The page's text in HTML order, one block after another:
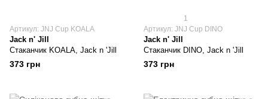
Артикул: JNJ Cup KOALA
Jack n' Jill
Стаканчик KOALA, Jack n 'Jill
373 грн
1
Артикул: JNJ Cup DINO
Jack n' Jill
Стаканчик DINO, Jack n 'Jill
373 грн